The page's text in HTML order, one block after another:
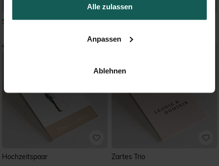
Alle zulassen
Anpassen
Ablehnen
Schwarz und Pastell Mohnblumen
Hochzeitspaar Zartes Trio